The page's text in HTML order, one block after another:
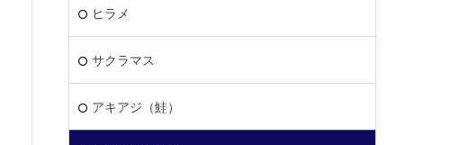
ヒラメ
サクラマス
アキアジ（鮭）